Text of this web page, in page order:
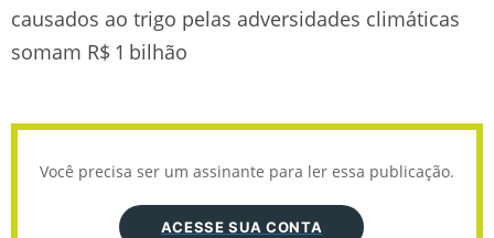
causados ao trigo pelas adversidades climáticas
somam R$ 1 bilhão
Você precisa ser um assinante para ler essa publicação.
ACESSE SUA CONTA